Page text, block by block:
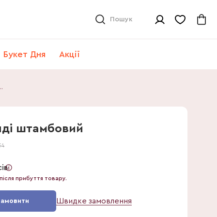
Пошук
Букет Дня Акції
штамбовий
штамбовий
прибуття товару.
Швидке замовлення